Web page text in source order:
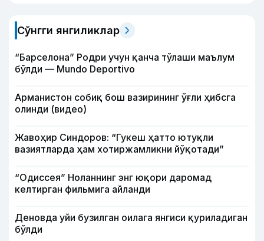
Сўнгги янгиликлар
“Барселона” Родри учун қанча тўлаши маълум
бўлди — Mundo Deportivo
Арманистон собиқ бош вазирининг ўғли ҳибсга
олинди (видео)
Жавоҳир Синдоров: “Гукеш ҳатто ютуқли
вазиятларда ҳам хотиржамликни йўқотади”
“Одиссея” Ноланнинг энг юқори даромад
келтирган фильмига айланди
Деновда уйи бузилган оилага янгиси қуриладиган
бўлди